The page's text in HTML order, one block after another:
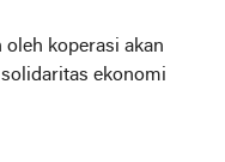
oleh koperasi akan
ekonomi